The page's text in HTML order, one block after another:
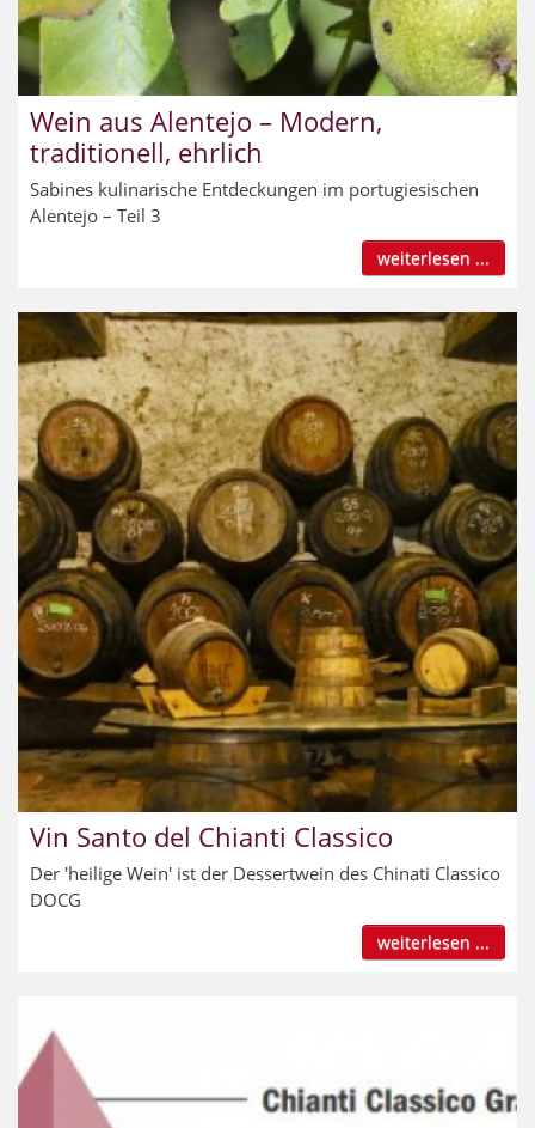
Wein aus Alentejo – Modern,
traditionell, ehrlich
Sabines kulinarische Entdeckungen im portugiesischen
Alentejo – Teil 3
weiterlesen ...
Vin Santo del Chianti Classico
Der 'heilige Wein' ist der Dessertwein des Chinati Classico
DOCG
weiterlesen ...